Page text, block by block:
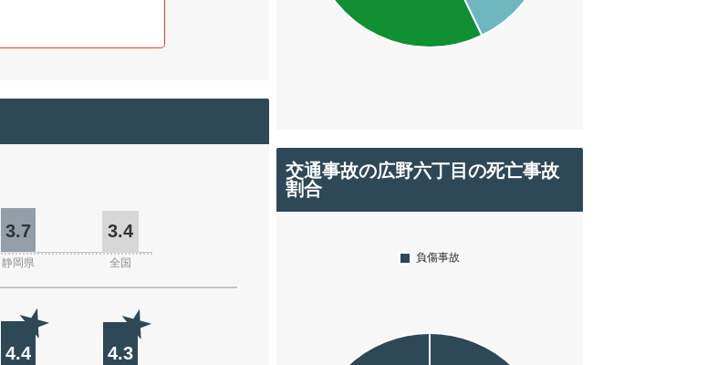
3.7 3.4
静岡県 全国
4.4 4.3
交通事故の広野六丁目の死亡事故
割合